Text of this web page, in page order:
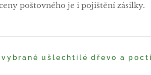
poštovného je i pojištění zásilky.
vybrané ušlechtilé dřevo a